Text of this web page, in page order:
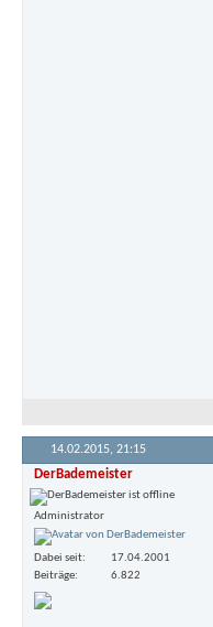
14.02.2015, 21:15
DerBademeister
Administrator
Dabei seit
17.04.2001
Beiträge
6.822